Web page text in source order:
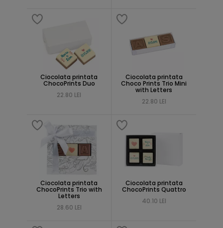
Ciocolata printata
ChocoPrints Duo
22.80 LEI
Ciocolata printata
Choco Prints Trio Mini
with Letters
22.80 LEI
Ciocolata printata
ChocoPrints Trio with
Letters
28.60 LEI
Ciocolata printata
ChocoPrints Quattro
40.10 LEI